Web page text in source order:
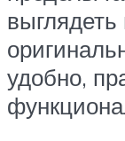
выглядеть
удобно,